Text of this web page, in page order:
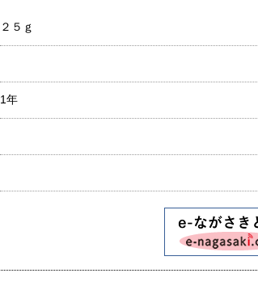
２５ｇ
1年